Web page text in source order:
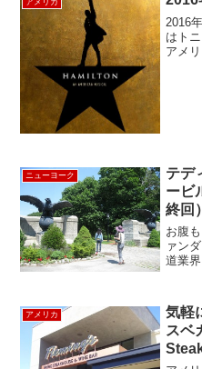
アメリカ
2016
はト
アメ
ニューヨーク
テデ
ービ
終回）
お腹
ァン
道業
時過
豪邸
アメリカ
気軽
スベ